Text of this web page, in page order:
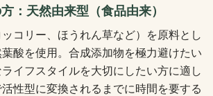
：天然由来型（食品由来）
コリー、ほうれん草など）を原料とし
酸を使用。合成添加物を極力避けたい
イフスタイルを大切にしたい方に適し
性型に変換されるまでに時間を要する